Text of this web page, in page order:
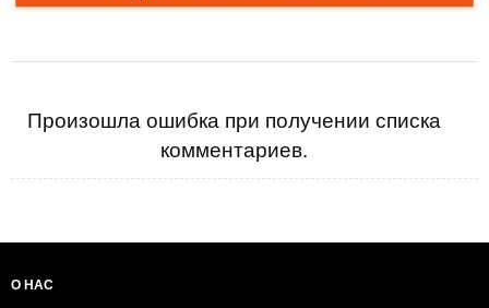
Произошла ошибка при получении списка
комментариев.
О НАС